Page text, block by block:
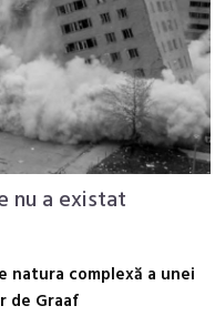
nu a existat
natura complexă a unei
de Graaf